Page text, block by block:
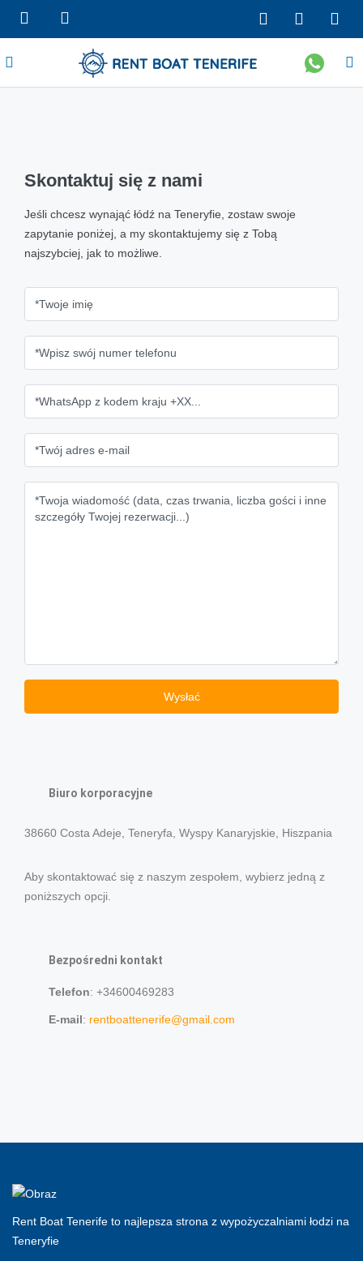
Skontaktuj się z nami
Jeśli chcesz wynająć łódź na Teneryfie, zostaw swoje
zapytanie poniżej, a my skontaktujemy się z Tobą
najszybciej, jak to możliwe.
Biuro korporacyjne
38660 Costa Adeje, Teneryfa, Wyspy Kanaryjskie, Hiszpania
Aby skontaktować się z naszym zespołem, wybierz jedną z
poniższych opcji.
Bezpośredni kontakt
Telefon: +34600469283
E-mail: rentboattenerife@gmail.com
Rent Boat Tenerife to najlepsza strona z wypożyczalniami łodzi na
Teneryfie